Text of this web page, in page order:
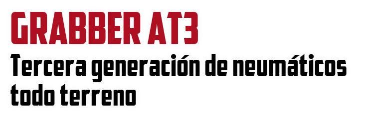
GRABBER AT3
Tercera generación de neumáticos
todo terreno